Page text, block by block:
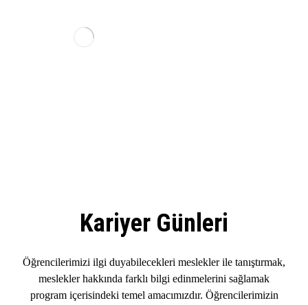
Kariyer Günleri
Öğrencilerimizi ilgi duyabilecekleri meslekler ile tanıştırmak,
meslekler hakkında farklı bilgi edinmelerini sağlamak
program içerisindeki temel amacımızdır. Öğrencilerimizin